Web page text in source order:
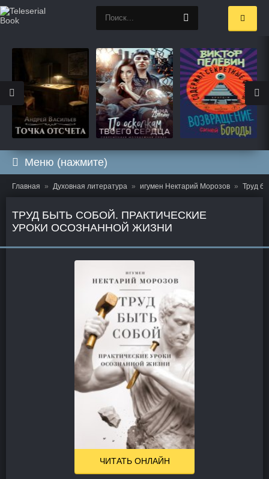
Меню (нажмите)
Главная Духовная литература игумен Нектарий Морозов Труд
ТРУД БЫТЬ СОБОЙ. ПРАКТИЧЕСКИЕ
УРОКИ ОСОЗНАННОЙ ЖИЗНИ
ЧИТАТЬ ОНЛАЙН